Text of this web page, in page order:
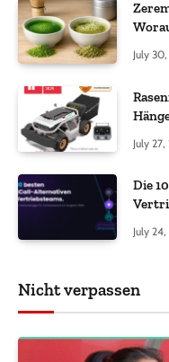
July
July
Die
July
Nicht verpassen